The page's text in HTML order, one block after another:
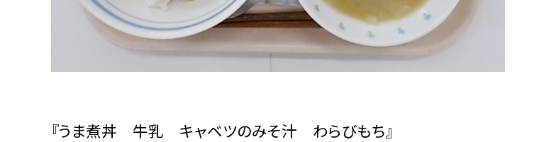
『うま煮丼 牛乳 キャベツのみそ汁 わらびもち』